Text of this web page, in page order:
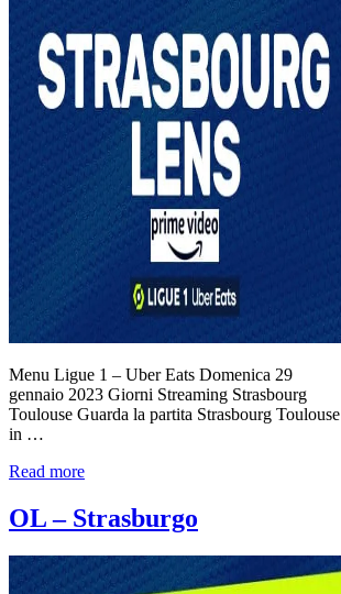
Menu Ligue 1 – Uber Eats Domenica 29
gennaio 2023 Giorni Streaming Strasbourg
Toulouse Guarda la partita Strasbourg Toulouse
in …
Read more
OL – Strasburgo